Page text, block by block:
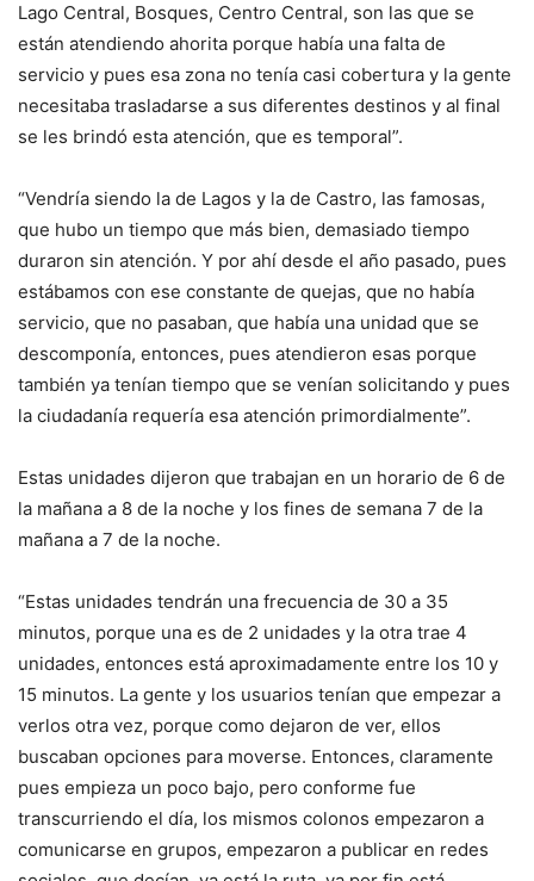
Lago Central, Bosques, Centro Central, son las que se
están atendiendo ahorita porque había una falta de
servicio y pues esa zona no tenía casi cobertura y la gente
necesitaba trasladarse a sus diferentes destinos y al final
se les brindó esta atención, que es temporal”.
“Vendría siendo la de Lagos y la de Castro, las famosas,
que hubo un tiempo que más bien, demasiado tiempo
duraron sin atención. Y por ahí desde el año pasado, pues
estábamos con ese constante de quejas, que no había
servicio, que no pasaban, que había una unidad que se
descomponía, entonces, pues atendieron esas porque
también ya tenían tiempo que se venían solicitando y pues
la ciudadanía requería esa atención primordialmente”.
Estas unidades dijeron que trabajan en un horario de 6 de
la mañana a 8 de la noche y los fines de semana 7 de la
mañana a 7 de la noche.
“Estas unidades tendrán una frecuencia de 30 a 35
minutos, porque una es de 2 unidades y la otra trae 4
unidades, entonces está aproximadamente entre los 10 y
15 minutos. La gente y los usuarios tenían que empezar a
verlos otra vez, porque como dejaron de ver, ellos
buscaban opciones para moverse. Entonces, claramente
pues empieza un poco bajo, pero conforme fue
transcurriendo el día, los mismos colonos empezaron a
comunicarse en grupos, empezaron a publicar en redes